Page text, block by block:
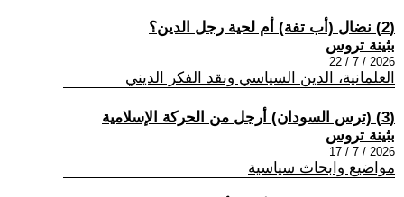
(2) نضال (أب تفة) أم لحية رجل الدين؟
بثينة تروس
2026 / 7 / 22
العلمانية، الدين السياسي ونقد الفكر الديني
(3) (ترس السودان) أرجل من الحركة الإسلامية
بثينة تروس
2026 / 7 / 17
مواضيع وابحاث سياسية